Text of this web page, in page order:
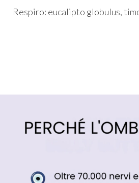
Respiro: eucalipto globulus,